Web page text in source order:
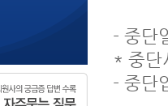
- 중단
* 중단
- 중단